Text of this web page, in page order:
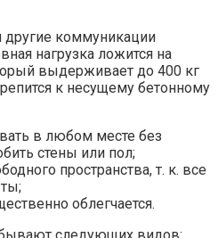
другие коммуникации
нагрузка ложится на
выдерживает до 400 кг
к несущему бетонному
в любом месте без
стены или пол;
пространства, т. к. все
облегчается.
следующих видов: